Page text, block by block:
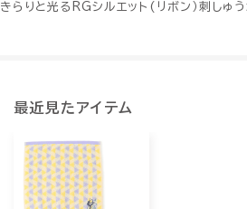
きらりと光るRGシルエット(リボン）刺しゅ
最近見たアイテム